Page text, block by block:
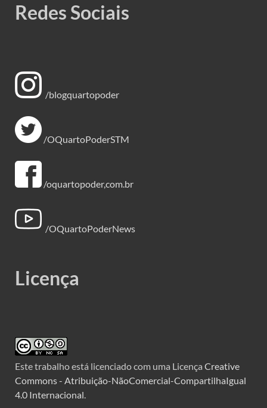
Redes Sociais
/blogquartopoder
/OQuartoPoderSTM
/oquartopoder,com.br
/OQuartoPoderNews
Licença
Este trabalho está licenciado com uma Licença Creative
Commons - Atribuição-NãoComercial-CompartilhaIgual
4.0 Internacional.